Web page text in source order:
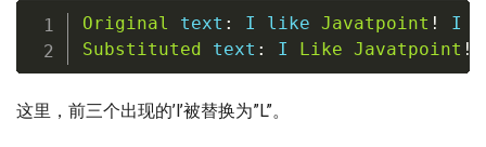
Original text : I like Javatpoint !
I
Substituted text : I Like Javatpoint !
这里，前三个出现的’l’被替换为”L”。